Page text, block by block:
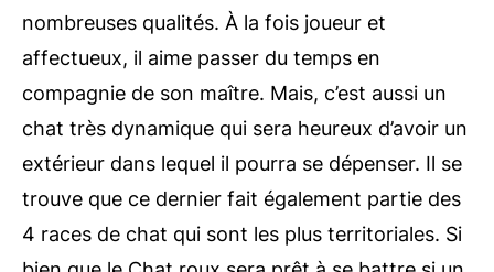
nombreuses qualités. À la fois joueur et
affectueux, il aime passer du temps en
compagnie de son maître. Mais, c’est aussi un
chat très dynamique qui sera heureux d’avoir un
extérieur dans lequel il pourra se dépenser. Il se
trouve que ce dernier fait également partie des
4 races de chat qui sont les plus territoriales. Si